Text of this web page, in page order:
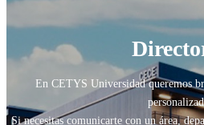
En CETYS Universidad queremos
Si necesitas comunicarte con un área,